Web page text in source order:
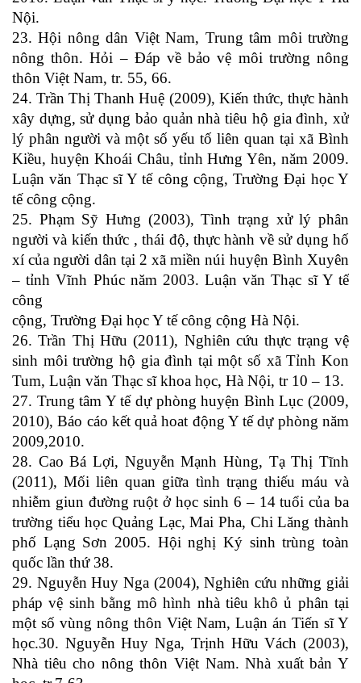
Nội.
23. Hội nông dân Việt Nam, Trung tâm môi trường
nông thôn. Hỏi – Đáp về bảo vệ môi trường nông
thôn Việt Nam, tr. 55, 66.
24. Trần Thị Thanh Huệ (2009), Kiến thức, thực hành
xây dựng, sử dụng bảo quản nhà tiêu hộ gia đình, xử
lý phân người và một số yếu tố liên quan tại xã Bình
Kiều, huyện Khoái Châu, tỉnh Hưng Yên, năm 2009.
Luận văn Thạc sĩ Y tế công cộng, Trường Đại học Y
tế công cộng.
25. Phạm Sỹ Hưng (2003), Tình trạng xử lý phân
người và kiến thức , thái độ, thực hành về sử dụng hố
xí của người dân tại 2 xã miền núi huyện Bình Xuyên
– tỉnh Vĩnh Phúc năm 2003. Luận văn Thạc sĩ Y tế
công
cộng, Trường Đại học Y tế công cộng Hà Nội.
26. Trần Thị Hữu (2011), Nghiên cứu thực trạng vệ
sinh môi trường hộ gia đình tại một số xã Tỉnh Kon
Tum, Luận văn Thạc sĩ khoa học, Hà Nội, tr 10 – 13.
27. Trung tâm Y tế dự phòng huyện Bình Lục (2009,
2010), Báo cáo kết quả hoat động Y tế dự phòng năm
2009,2010.
28. Cao Bá Lợi, Nguyễn Mạnh Hùng, Tạ Thị Tĩnh
(2011), Mối liên quan giữa tình trạng thiếu máu và
nhiễm giun đường ruột ở học sinh 6 – 14 tuổi của ba
trường tiểu học Quảng Lạc, Mai Pha, Chi Lăng thành
phố Lạng Sơn 2005. Hội nghị Ký sinh trùng toàn
quốc lần thứ 38.
29. Nguyễn Huy Nga (2004), Nghiên cứu những giải
pháp vệ sinh bằng mô hình nhà tiêu khô ủ phân tại
một số vùng nông thôn Việt Nam, Luận án Tiến sĩ Y
học.30. Nguyễn Huy Nga, Trịnh Hữu Vách (2003),
Nhà tiêu cho nông thôn Việt Nam. Nhà xuất bản Y